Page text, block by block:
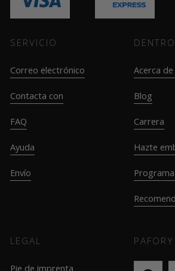
SERVICIO
Correo electrónico
Contacta con
FAQ
Ayuda
Envío
Acerca de
Blog
Carrera
Hazte
LEGAL
Pie de imprenta
PAFORY